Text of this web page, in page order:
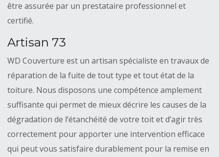
être assurée par un prestataire professionnel et
certifié.
Artisan 73
WD Couverture est un artisan spécialiste en travaux de
réparation de la fuite de tout type et tout état de la
toiture. Nous disposons une compétence amplement
suffisante qui permet de mieux décrire les causes de la
dégradation de l’étanchéité de votre toit et d’agir très
correctement pour apporter une intervention efficace
qui peut vous satisfaire durablement pour la remise en